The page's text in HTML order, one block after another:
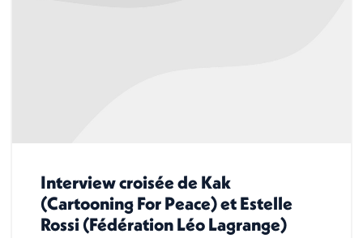
Interview croisée de Kak
(Cartooning For Peace) et Estelle
Rossi (Fédération Léo Lagrange)